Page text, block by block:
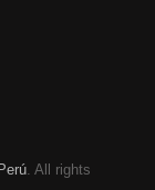
. All rights